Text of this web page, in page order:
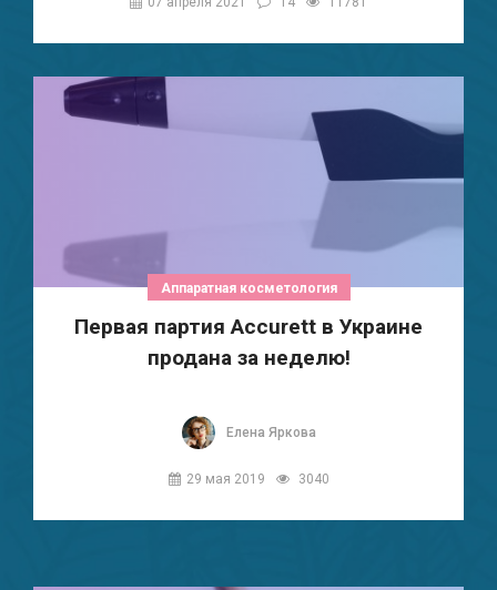
Аппаратная косметология
Первая партия Accurett в Украине
продана за неделю!
Елена Яркова
29 мая 2019 3040